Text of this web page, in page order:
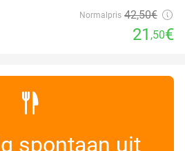
Normalpris 42,50€
21 ,50€
spontaan uit